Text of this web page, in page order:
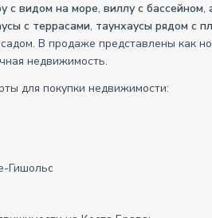
с видом на море, виллу с бассейном,
с террасами, таунхаусы рядом с
В продаже представлены как
недвижимость.
для покупки недвижимости:
Гишольс